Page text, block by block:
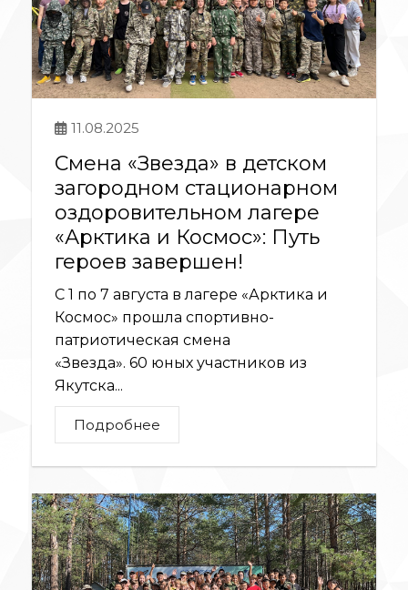
11.08.2025
Смена «Звезда» в детском
загородном стационарном
оздоровительном лагере
«Арктика и Космос»: Путь
героев завершен!
С 1 по 7 августа в лагере «Арктика и
Космос» прошла спортивно-
патриотическая смена
«Звезда». 60 юных участников из
Якутска...
Подробнее